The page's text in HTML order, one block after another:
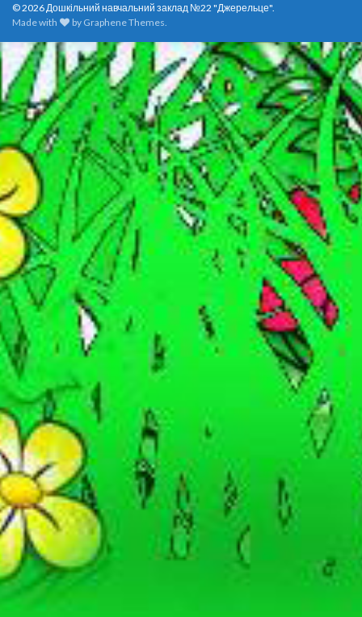
© 2026 Дошкільний навчальний заклад №22 "Джерельце".
Made with
by Graphene Themes